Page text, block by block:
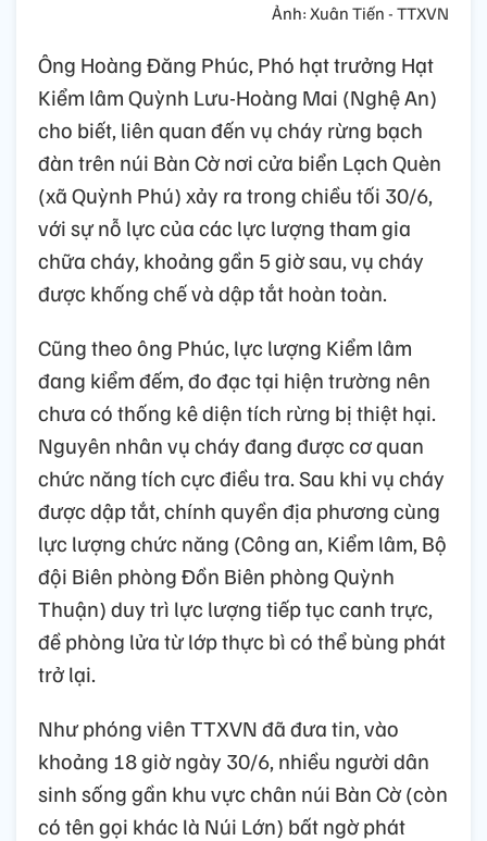
Ảnh: Xuân Tiến - TTXVN
Ông Hoàng Đăng Phúc, Phó hạt trưởng Hạt
Kiểm lâm Quỳnh Lưu-Hoàng Mai (Nghệ An)
cho biết, liên quan đến vụ cháy rừng bạch
đàn trên núi Bàn Cờ nơi cửa biển Lạch Quèn
(xã Quỳnh Phú) xảy ra trong chiều tối 30/6,
với sự nỗ lực của các lực lượng tham gia
chữa cháy, khoảng gần 5 giờ sau, vụ cháy
được khống chế và dập tắt hoàn toàn.
Cũng theo ông Phúc, lực lượng Kiểm lâm
đang kiểm đếm, đo đạc tại hiện trường nên
chưa có thống kê diện tích rừng bị thiệt hại.
Nguyên nhân vụ cháy đang được cơ quan
chức năng tích cực điều tra. Sau khi vụ cháy
được dập tắt, chính quyền địa phương cùng
lực lượng chức năng (Công an, Kiểm lâm, Bộ
đội Biên phòng Đồn Biên phòng Quỳnh
Thuận) duy trì lực lượng tiếp tục canh trực,
đề phòng lửa từ lớp thực bì có thể bùng phát
trở lại.
Như phóng viên TTXVN đã đưa tin, vào
khoảng 18 giờ ngày 30/6, nhiều người dân
sinh sống gần khu vực chân núi Bàn Cờ (còn
có tên gọi khác là Núi Lớn) bất ngờ phát